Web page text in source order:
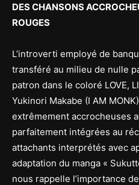
DES CHANSONS
ROUGES
L’introverti employé de
transféré au milieu de nulle
patron dans le coloré LOVE,
Yukinori Makabe (I AM
extrêmement accrocheuses
parfaitement intégrées au
attachants interprétés avec
adaptation du manga «
nous rappelle l’importance